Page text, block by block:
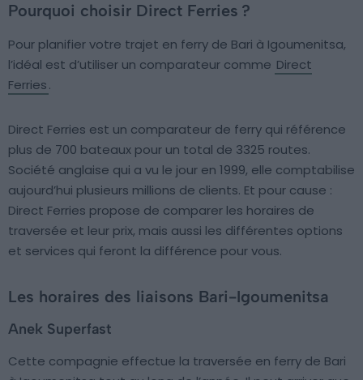
Pourquoi choisir Direct Ferries ?
Pour planifier votre trajet en ferry de Bari à Igoumenitsa,
l’idéal est d’utiliser un comparateur comme Direct
Ferries.
Direct Ferries est un comparateur de ferry qui référence
plus de 700 bateaux pour un total de 3325 routes.
Société anglaise qui a vu le jour en 1999, elle comptabilise
aujourd’hui plusieurs millions de clients. Et pour cause :
Direct Ferries propose de comparer les horaires de
traversée et leur prix, mais aussi les différentes options
et services qui feront la différence pour vous.
Les horaires des liaisons Bari-Igoumenitsa
Anek Superfast
Cette compagnie effectue la traversée en ferry de Bari